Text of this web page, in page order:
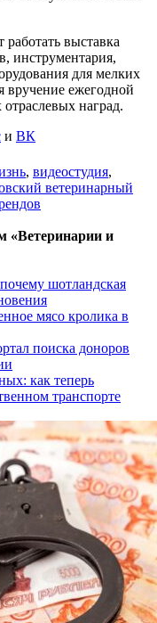
работать выставка
инструментария,
для мелких
ежегодной
наград.
и ВК
, видеостудия,
ветеринарный
«Ветеринарии и
шотландская
мясо кролика в
поиска доноров
как теперь
транспорте